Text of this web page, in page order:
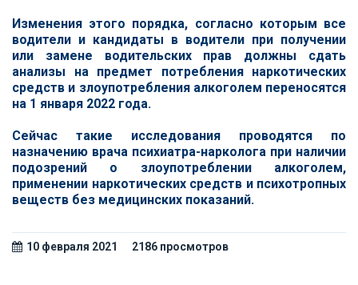
Изменения этого порядка, согласно которым все
водители и кандидаты в водители при получении
или замене водительских прав должны сдать
анализы на предмет потребления наркотических
средств и злоупотребления алкоголем переносятся
на 1 января 2022 года.
Сейчас такие исследования проводятся по
назначению врача психиатра-нарколога при наличии
подозрений о злоупотреблении алкоголем,
применении наркотических средств и психотропных
веществ без медицинских показаний.
10 февраля 2021 2186 просмотров